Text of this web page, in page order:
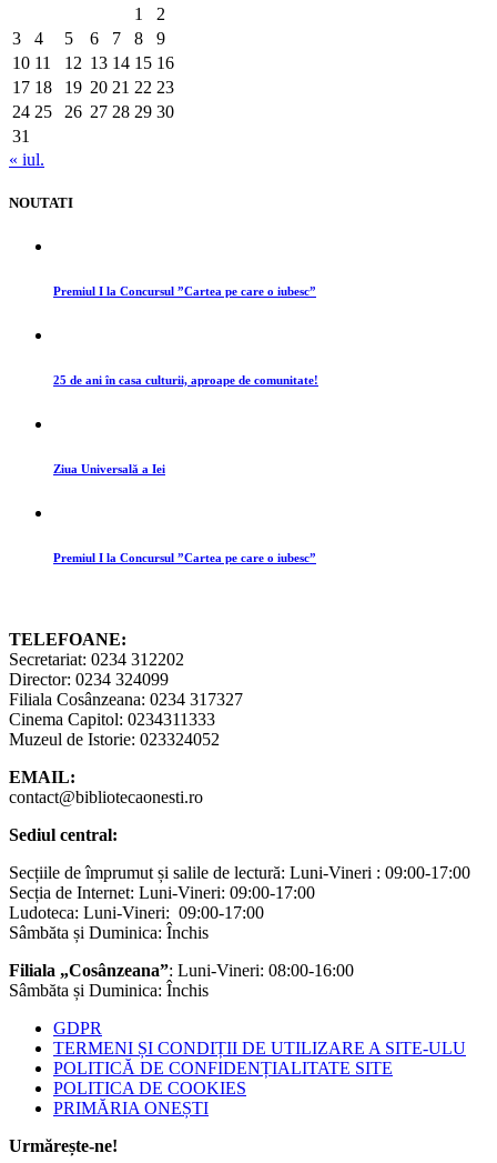
1
2
3
4 5 6 7 8
9
10 11 12 13 14 15 16
17 18 19 20 21 22 23
24 25 26 27 28 29 30
31
« iul.
NOUTATI
Premiul I la Concursul ”Cartea pe care o iubesc”
25 de ani în casa culturii, aproape de comunitate!
Ziua Universală a Iei
Premiul I la Concursul ”Cartea pe care o iubesc”
TELEFOANE:
Secretariat: 0234 312202
Director: 0234 324099
Filiala Cosânzeana: 0234 317327
Cinema Capitol: 0234311333
Muzeul de Istorie: 023324052
EMAIL:
contact@bibliotecaonesti.ro
Sediul central:
Secțiile de împrumut și salile de lectură: Luni-Vineri : 09:00-17:00
Secția de Internet: Luni-Vineri: 09:00-17:00
Ludoteca: Luni-Vineri: 09:00-17:00
Sâmbăta și Duminica: Închis
Filiala „Cosânzeana”: Luni-Vineri: 08:00-16:00
Sâmbăta și Duminica: Închis
GDPR
TERMENI ȘI CONDIȚII DE UTILIZARE A SITE-ULU
POLITICĂ DE CONFIDENȚIALITATE SITE
POLITICA DE COOKIES
PRIMĂRIA ONEȘTI
Urmărește-ne!